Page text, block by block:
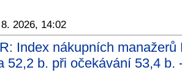
2026, 14:02
Index nákupních
52,2 b. při očekávání 53,4 b.